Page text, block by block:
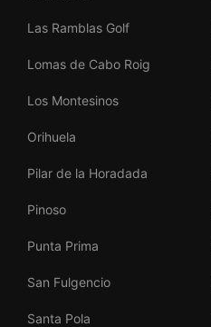
Las Ramblas Golf
Lomas de Cabo Roig
Los Montesinos
Orihuela
Pilar de la Horadada
Pinoso
Punta Prima
San Fulgencio
Santa Pola